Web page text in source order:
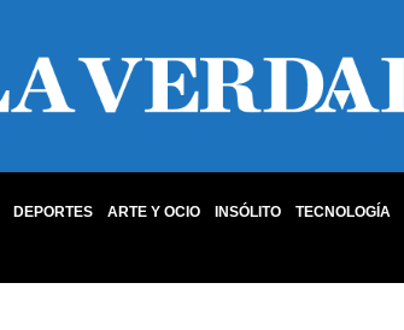
DEPORTES ARTE Y OCIO INSÓLITO TECNOLOGÍA